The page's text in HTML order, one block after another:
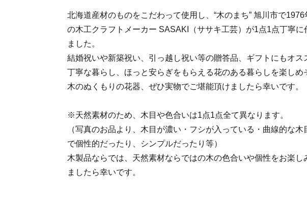
北海道産材のものをこだわって使用し、“木のまち” 旭川市で1976
の木工クラフトメーカー SASAKI（ササキ工芸）が1点1点丁寧に
ました。
結婚祝いや新築祝い、引っ越し祝い等の贈答品、ギフトにもオス
丁寧な暮らし、ほっと安らぎをもらえる花のある暮らしを楽しめ
木のぬくもりの花器、ぜひ実物でご堪能頂けましたら幸いです。
※天然素材のため、木目や色合いは1点1点全て異なります。
（写真のお品より、木目が濃い・フシが入っている・曲線的な木
で個性的だったり、シンプルだったり等）
木製品ならでは、天然素材ならではの木の色合いや個性をお楽し
ましたら幸いです。